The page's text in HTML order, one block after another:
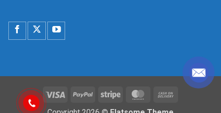
Visa PayPal Stripe MasterCard